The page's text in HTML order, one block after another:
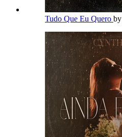
Tudo Que Eu Quero by